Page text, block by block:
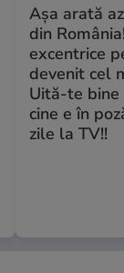
Așa arată
din
excentrice
devenit cel
Uită-te bine
cine e în
zile la TV!!